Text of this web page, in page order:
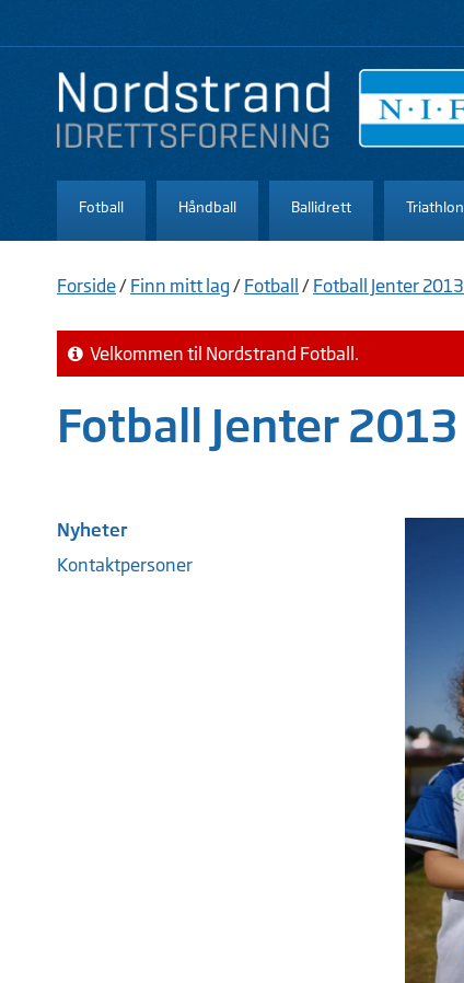
Fotball Håndball Ballidrett Triathlon
Forside/ Finn mitt lag / Fotball / Fotball Jenter 2013
Velkommen til Nordstrand Fotball.
Fotball Jenter 2013
Nyheter
Kontaktpersoner